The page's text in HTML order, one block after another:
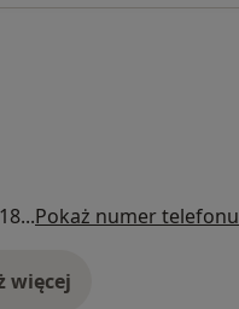
Pokaż numer telefonu
więcej
o adresie